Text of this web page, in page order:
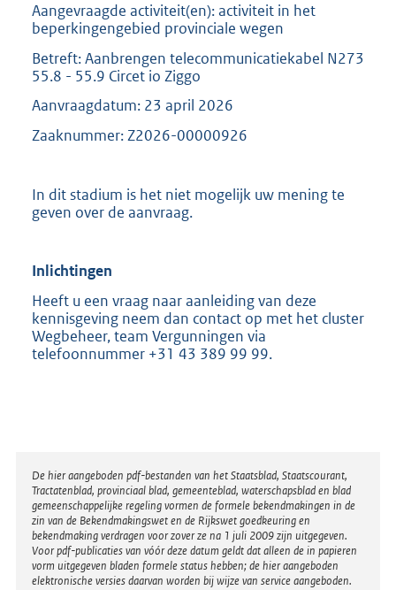
Aangevraagde activiteit(en): activiteit in het
beperkingengebied provinciale wegen
Betreft: Aanbrengen telecommunicatiekabel N273
55.8 - 55.9 Circet io Ziggo
Aanvraagdatum: 23 april 2026
Zaaknummer: Z2026-00000926
In dit stadium is het niet mogelijk uw mening te
geven over de aanvraag.
Inlichtingen
Heeft u een vraag naar aanleiding van deze
kennisgeving neem dan contact op met het cluster
Wegbeheer, team Vergunningen via
telefoonnummer +31 43 389 99 99.
Disclaimer
De hier aangeboden pdf-bestanden van het Staatsblad, Staatscourant,
Tractatenblad, provinciaal blad, gemeenteblad, waterschapsblad en blad
gemeenschappelijke regeling vormen de formele bekendmakingen in de
zin van de Bekendmakingswet en de Rijkswet goedkeuring en
bekendmaking verdragen voor zover ze na 1 juli 2009 zijn uitgegeven.
Voor pdf-publicaties van vóór deze datum geldt dat alleen de in papieren
vorm uitgegeven bladen formele status hebben; de hier aangeboden
elektronische versies daarvan worden bij wijze van service aangeboden.